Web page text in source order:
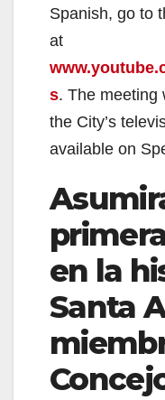
Spanish, go to
at
s. The meeting
the City’s
available on
en la
Santa